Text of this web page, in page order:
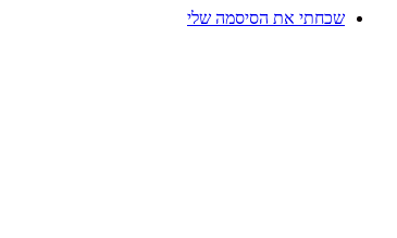
שכחתי את הסיסמה שלי